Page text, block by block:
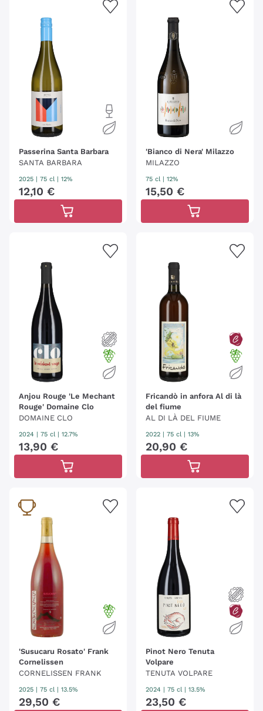
Passerina Santa Barbara
SANTA BARBARA
2025 | 75 cl | 12%
12,10 €
'Bianco di Nera' Milazzo
MILAZZO
75 cl | 12%
15,50 €
Anjou Rouge 'Le Mechant
Rouge' Domaine Clo
DOMAINE CLO
2024 | 75 cl | 12.7%
13,90 €
Fricandò in anfora Al di là
del fiume
AL DI LÀ DEL FIUME
2022 | 75 cl | 13%
20,90 €
'Susucaru Rosato' Frank
Cornelissen
CORNELISSEN FRANK
2025 | 75 cl | 13.5%
29,50 €
Pinot Nero Tenuta
Volpare
TENUTA VOLPARE
2024 | 75 cl | 13.5%
23,50 €